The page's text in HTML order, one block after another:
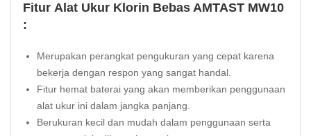
Fitur Alat Ukur Klorin Bebas AMTAST MW10
:
Merupakan perangkat pengukuran yang cepat karena
bekerja dengan respon yang sangat handal.
Fitur hemat baterai yang akan memberikan penggunaan
alat ukur ini dalam jangka panjang.
Berukuran kecil dan mudah dalam penggunaan serta